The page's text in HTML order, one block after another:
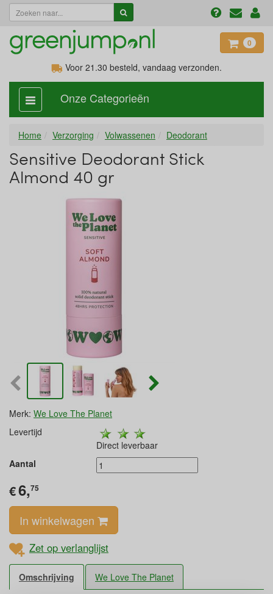
0
Voor 21.30 besteld, vandaag verzonden.
categorie
aan,
Onze Categorieën
Home Verzorging Volwassenen Deodorant
Sensitive Deodorant Stick
Almond 40 gr
Merk: We Love The Planet
Levertijd
Direct leverbaar
Aantal
€6,75
In winkelwagen
Zet op verlanglijst
Omschrijving We Love The Planet